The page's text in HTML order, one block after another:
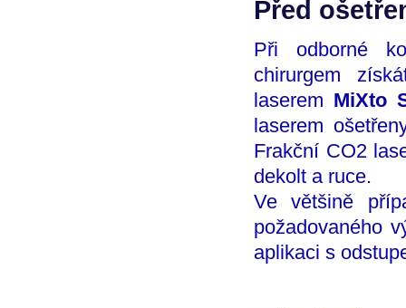
Před
Při odborné
chirurgem
laserem MiXto
laserem
Frakční CO2
dekolt a ruce.
Ve většině
požadovaného
aplikaci s